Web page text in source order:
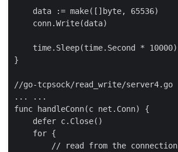
    data := make([]byte, 65536)
    conn.Write(data)
    time.Sleep(time.Second * 10000)
}
//go-tcpsock/read_write/server4.go
... ...
func handleConn(c net.Conn) {
    defer c.Close()
    for {
        // read from the connection